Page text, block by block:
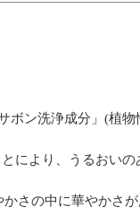
ボン洗浄成分」(植
により、うるおい
さの中に華やかさが